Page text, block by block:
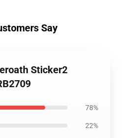
Say
Sticker2
78%
22%